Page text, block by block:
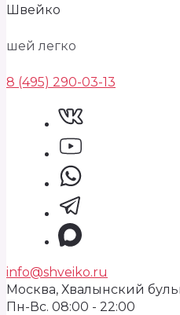
Швейко
шей легко
8 (495) 290-03-13
info@shveiko.ru
Москва, Хвалынский
Пн-Вс. 08:00 - 22:00